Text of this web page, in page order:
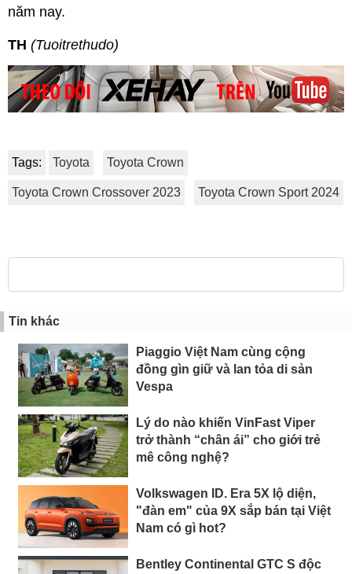
năm nay.
TH (Tuoitrethudo)
Tags: Toyota Toyota Crown
Toyota Crown Crossover 2023 Toyota Crown Sport 2024
Tin khác
Piaggio Việt Nam cùng cộng
đồng gìn giữ và lan tỏa di sản
Vespa
Lý do nào khiến VinFast Viper
trở thành “chân ái” cho giới trẻ
mê công nghệ?
Volkswagen ID. Era 5X lộ diện,
"đàn em" của 9X sắp bán tại Việt
Nam có gì hot?
Bentley Continental GTC S độc